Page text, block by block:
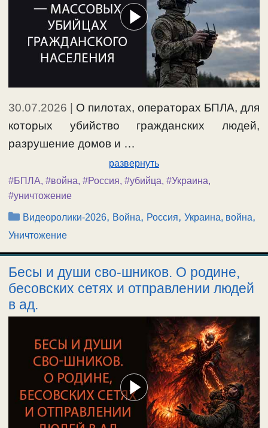
30.07.2026
О пилотах, операторах БПЛА, для
которых убийство гражданских людей,
разрушение домов и …
развернуть
#БПЛА, #война, #Россия, #убийца, #Украина,
#уничтожение
Рубрики
Видеоролики-2026, Война, Россия,Украина, война,
Уничтожение
Бесы и души сво-шников. О родине,
бесовских сетях и отправлении людей
в ад.